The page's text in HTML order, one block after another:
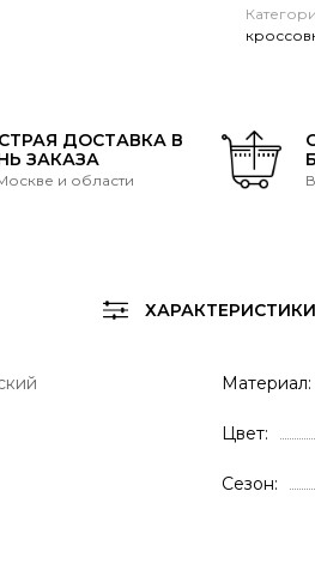
ДОСТАВКА В
ЗАКАЗА
и области
ХАРАКТЕРИСТИКИ
Материал
Цвет
Сезон